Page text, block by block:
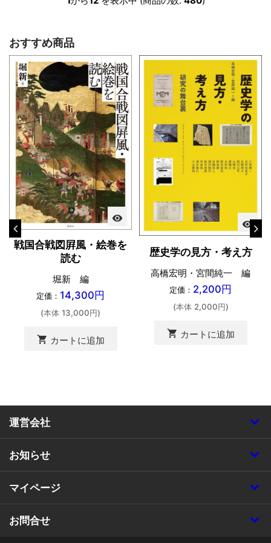
おすすめ商品
visibility
戦国合戦図屛風・絵巻を
読む
堀新 編
定価： 14,300円
(本体 13,000円)
shopping_cart カートに追加
visibility
歴史学の見方・考え方
高橋宏明・宮間純一 編
定価： 2,200円
(本体 2,000円)
shopping_cart カートに追加
運営会社
お知らせ
マイページ
お問合せ